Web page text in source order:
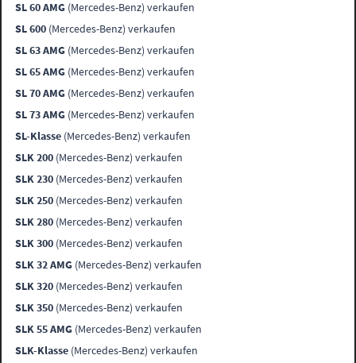
SL 60 AMG (Mercedes-Benz) verkaufen
SL 600 (Mercedes-Benz) verkaufen
SL 63 AMG (Mercedes-Benz) verkaufen
SL 65 AMG (Mercedes-Benz) verkaufen
SL 70 AMG (Mercedes-Benz) verkaufen
SL 73 AMG (Mercedes-Benz) verkaufen
SL-Klasse (Mercedes-Benz) verkaufen
SLK 200 (Mercedes-Benz) verkaufen
SLK 230 (Mercedes-Benz) verkaufen
SLK 250 (Mercedes-Benz) verkaufen
SLK 280 (Mercedes-Benz) verkaufen
SLK 300 (Mercedes-Benz) verkaufen
SLK 32 AMG (Mercedes-Benz) verkaufen
SLK 320 (Mercedes-Benz) verkaufen
SLK 350 (Mercedes-Benz) verkaufen
SLK 55 AMG (Mercedes-Benz) verkaufen
SLK-Klasse (Mercedes-Benz) verkaufen